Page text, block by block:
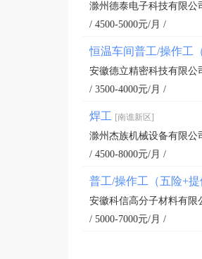
滁州德泰电子科技有限公
/ 4500-5000元/月 /
恒温车间普工/操作工
安徽德立精密科技有限公
/ 3500-4000元/月 /
焊工 [南谯新区]
滁州杰族机械设备有限公
/ 4500-8000元/月 /
普工/操作工（五险+提
安徽科信高分子材料有限
/ 5000-7000元/月 /